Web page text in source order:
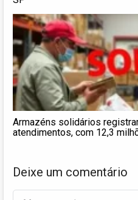
Armazéns solidários
atendimentos, com 12,3
Deixe um comentário